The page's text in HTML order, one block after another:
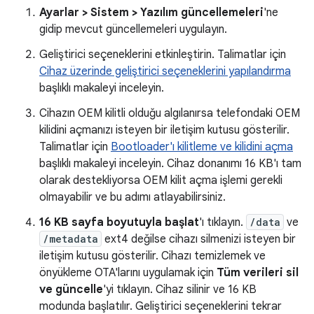
Ayarlar > Sistem > Yazılım güncellemeleri'ne
gidip mevcut güncellemeleri uygulayın.
Geliştirici seçeneklerini etkinleştirin. Talimatlar için
Cihaz üzerinde geliştirici seçeneklerini yapılandırma
başlıklı makaleyi inceleyin.
Cihazın OEM kilitli olduğu algılanırsa telefondaki OEM
kilidini açmanızı isteyen bir iletişim kutusu gösterilir.
Talimatlar için Bootloader'ı kilitleme ve kilidini açma
başlıklı makaleyi inceleyin. Cihaz donanımı 16 KB'ı tam
olarak destekliyorsa OEM kilit açma işlemi gerekli
olmayabilir ve bu adımı atlayabilirsiniz.
16 KB sayfa boyutuyla başlat'ı tıklayın. /data ve
/metadata ext4 değilse cihazı silmenizi isteyen bir
iletişim kutusu gösterilir. Cihazı temizlemek ve
önyükleme OTA'larını uygulamak için Tüm verileri sil
ve güncelle'yi tıklayın. Cihaz silinir ve 16 KB
modunda başlatılır. Geliştirici seçeneklerini tekrar